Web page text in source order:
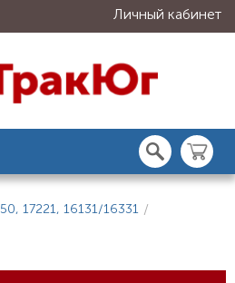
Личный кабинет
17221, 16131/16331 /